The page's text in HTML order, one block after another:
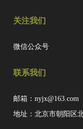
关注我们
微信公众号
联系我们
邮箱：nyjx@163.com
地址：北京市朝阳区